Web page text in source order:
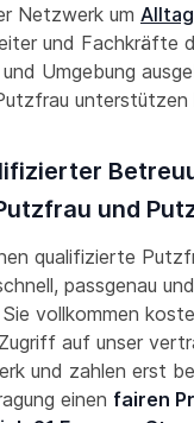
Netzwerk um
und Fachkräfte
und Umgebung
unterstützen
und
qualifizierte
passgenau
vollkommen
auf unser
und zahlen erst
einen fairen